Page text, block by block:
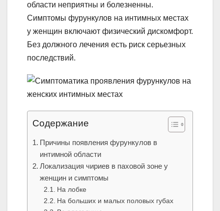
области неприятны и болезненны.
Симптомы фурункулов на интимных местах
у женщин включают физический дискомфорт.
Без должного лечения есть риск серьезных
последствий.
Содержание
Причины появления фурункулов в
интимной области
Локализация чириев в паховой зоне у
женщин и симптомы
На лобке
На больших и малых половых губах